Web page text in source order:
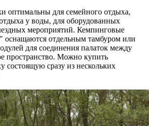
оптимальны для семейного отдыха,
у воды, для оборудованных
мероприятий. Кемпинговые
оснащаются отдельным тамбуром или
для соединения палаток между
пространство. Можно купить
состоящую сразу из нескольких